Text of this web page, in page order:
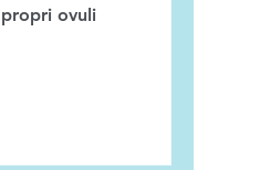
ovuli